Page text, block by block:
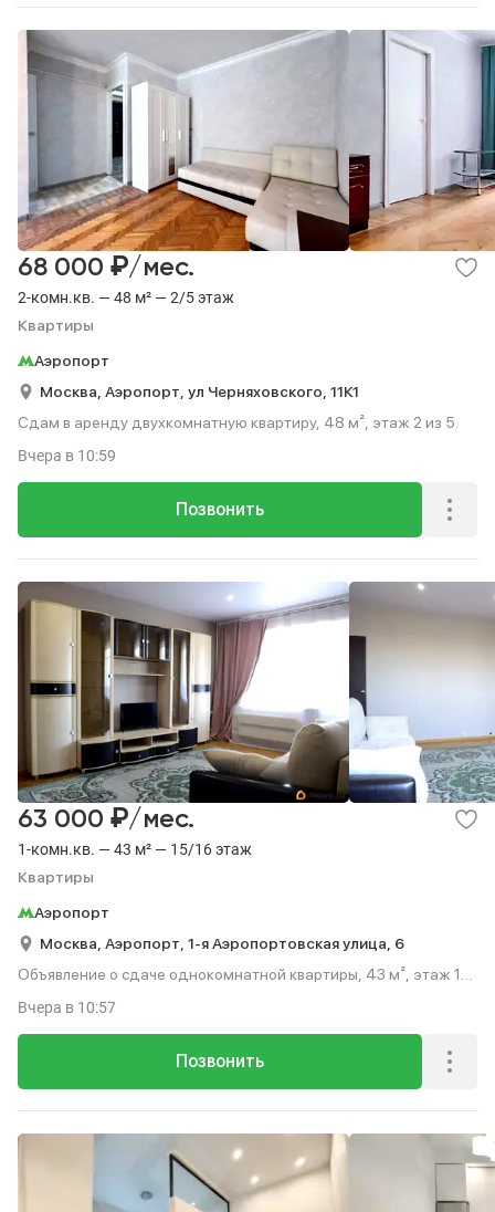
2-комн.кв. — 48 м² — 2/5 этаж
Квартиры
68 000 ₽/мес.
Аэропорт
Москва, Аэропорт, ул Черняховского, 11К1
Сдам в аренду двухкомнатную квартиру, 48 м², этаж 2 из 5.
Позвонить
Вчера в 10:59
1-комн.кв. — 43 м² — 15/16 этаж
Квартиры
63 000 ₽/мес.
Аэропорт
Москва, Аэропорт, 1-я Аэропортовская улица, 6
Объявление о сдаче однокомнатной квартиры, 43 м², этаж 15
Позвонить
Вчера в 10:57